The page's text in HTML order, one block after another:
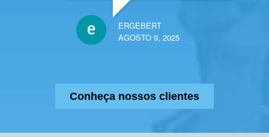
ERGEBERT
AGOSTO 9, 2025
Conheça nossos clientes